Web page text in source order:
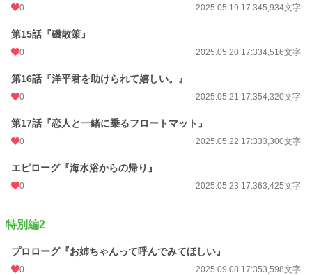
0 2025.05.19 17:345,934文字
第15話『磯散策』
0 2025.05.20 17:334,516文字
第16話『洋平君を助けられて嬉しい。』
0 2025.05.21 17:354,320文字
第17話『恋人と一緒に乗るフロートマット』
0 2025.05.22 17:333,300文字
エピローグ『海水浴からの帰り』
0 2025.05.23 17:363,425文字
特別編2
プロローグ『お姉ちゃんって呼んでみてほしい』
0 2025.09.08 17:353,598文字